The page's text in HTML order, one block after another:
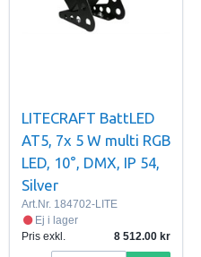
LITECRAFT BattLED
AT5, 7x 5 W multi RGB
LED, 10°, DMX, IP 54,
Silver
Art.Nr. 184702-LITE
Ej i lager
Pris exkl.
8 512.00